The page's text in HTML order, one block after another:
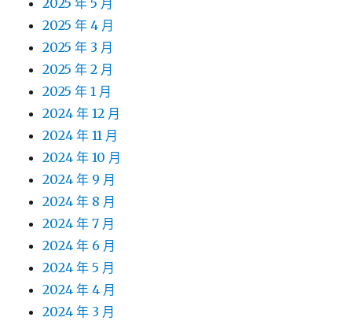
2025 年 5 月
2025 年 4 月
2025 年 3 月
2025 年 2 月
2025 年 1 月
2024 年 12 月
2024 年 11 月
2024 年 10 月
2024 年 9 月
2024 年 8 月
2024 年 7 月
2024 年 6 月
2024 年 5 月
2024 年 4 月
2024 年 3 月